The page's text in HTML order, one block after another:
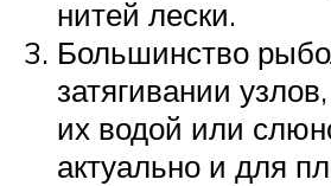
нитей лески.
Большинство
затягивании
их водой или
актуально и для